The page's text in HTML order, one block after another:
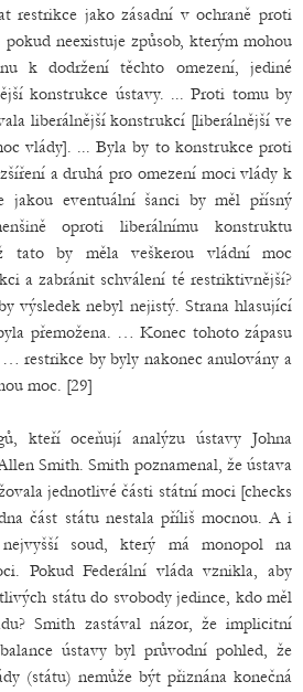
restrikce jako zásadní v ochraně proti
neexistuje způsob, kterým mohou
k dodržení těchto omezení, jediné
konstrukce ústavy. ... Proti tomu by
liberálnější konstrukcí [liberálnější ve
vlády]. ... Byla by to konstrukce proti
a druhá pro omezení moci vlády k
jakou eventuální šanci by měl přísný
oproti liberálnímu konstruktu
tato by měla veškerou vládní moc
a zabránit schválení té restriktivnější?
výsledek nebyl nejistý. Strana hlasující
přemožena. … Konec tohoto zápasu
restrikce by byly nakonec anulovány a
moc. [29]
kteří oceňují analýzu ústavy Johna
Smith. Smith poznamenal, že ústava
jednotlivé části státní moci [checks
část státu nestala příliš mocnou. A i
soud, který má monopol na
Pokud Federální vláda vznikla, aby
státu do svobody jedince, kdo měl
Smith zastával názor, že implicitní
ústavy byl průvodní pohled, že
(státu) nemůže být přiznána konečná